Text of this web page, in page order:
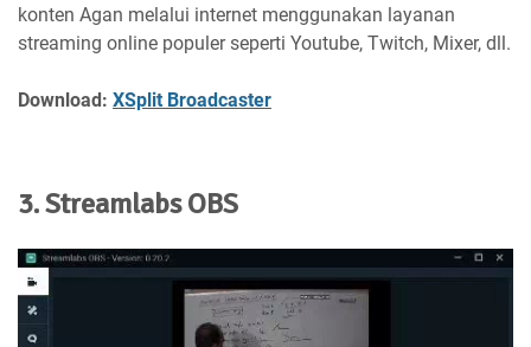
konten Agan melalui internet menggunakan layanan
streaming online populer seperti Youtube, Twitch, Mixer, dll.
Download: XSplit Broadcaster
3. Streamlabs OBS